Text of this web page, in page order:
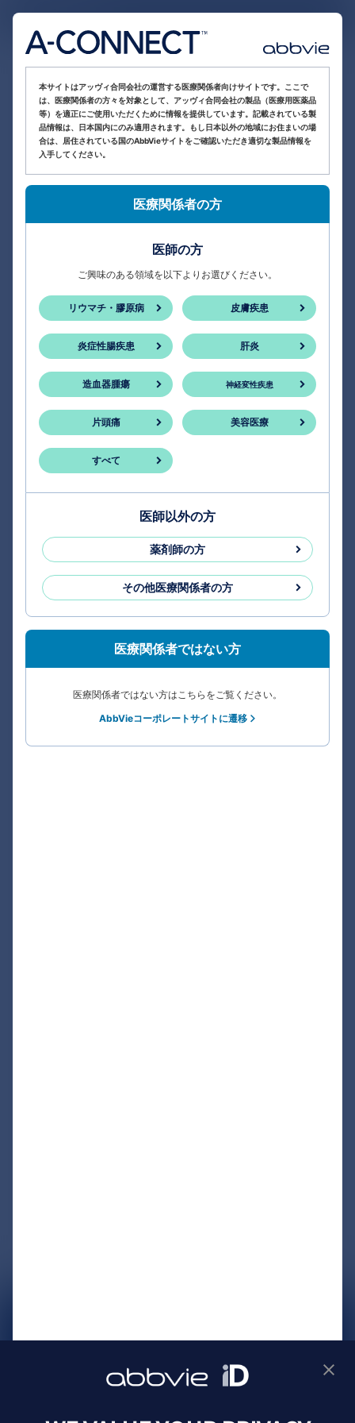
本サイトはアッヴィ合同会社の運営する医療関係者向けサイトです。ここで
は、医療関係者の方々を対象として、アッヴィ合同会社の製品（医療用医薬品
等）を適正にご使用いただくために情報を提供しています。記載されている製
品情報は、日本国内にのみ適用されます。もし日本以外の地域にお住まいの場
合は、居住されている国のAbbVieサイトをご確認いただき適切な製品情報を
入手してください。
医療関係者の方
医師の方
ご興味のある領域を以下よりお選びください。
リウマチ・膠原病 皮膚疾患
炎症性腸疾患 肝炎
造血器腫瘍 神経変性疾患
片頭痛 美容医療
すべて
医師以外の方
薬剤師の方
その他医療関係者の方
医療関係者ではない方
医療関係者ではない方はこちらをご覧ください。
AbbVieコーポレートサイトに遷移
プライバシーポリシー